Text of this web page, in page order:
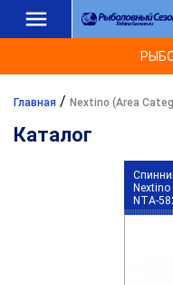
Главная / Nextino (Area
Каталог
NTA-